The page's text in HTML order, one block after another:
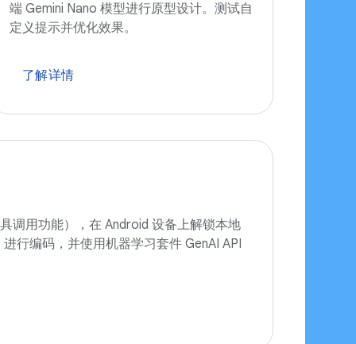
端 Gemini Nano 模型进行原型设计。测试自
定义提示并优化效果。
了解详情
调用功能），在 Android 设备上解锁本地
行编码，并使用机器学习套件 GenAI API